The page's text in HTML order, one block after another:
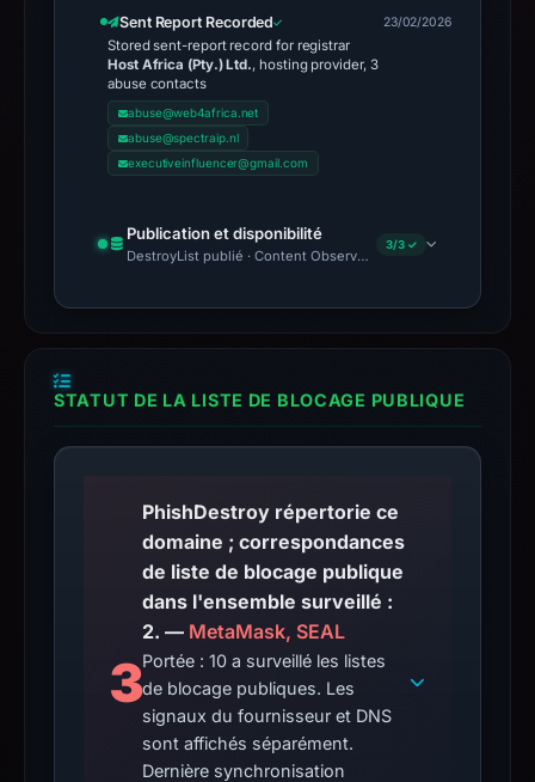
Sent Report Recorded
Stored sent-report record for registrar
Host Africa (Pty.) Ltd., hosting provider, 3
abuse contacts
abuse@web4africa.net
abuse@spectraip.nl
executiveinfluencer@gmail.com
23/02/2026
Publication et disponibilité
DestroyList publié · Content Observed Unavailable · Délai
3/3 ✓
STATUT DE LA LISTE DE BLOCAGE PUBLIQUE
3
PhishDestroy répertorie ce
domaine ; correspondances
de liste de blocage publique
dans l'ensemble surveillé :
2. — MetaMask, SEAL
Portée : 10 a surveillé les listes
de blocage publiques. Les
signaux du fournisseur et DNS
sont affichés séparément.
Dernière synchronisation